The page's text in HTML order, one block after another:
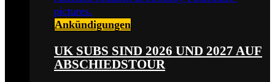
Ankündigungen
UK SUBS SIND 2026 UND 2027 AUF
ABSCHIEDSTOUR